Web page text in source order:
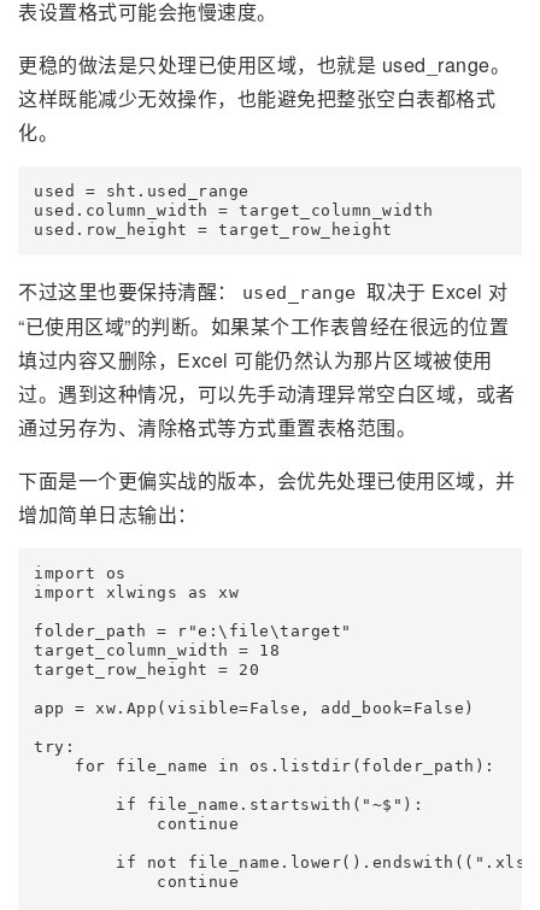
表设置格式可能会拖慢速度。
更稳的做法是只处理已使用区域，也就是 used_range。
这样既能减少无效操作，也能避免把整张空白表都格式
化。
used = sht.used_range
used.column_width = target_column_width
不过这里也要保持清醒： used_range 取决于 Excel 对
“已使用区域”的判断。如果某个工作表曾经在很远的位置
填过内容又删除，Excel 可能仍然认为那片区域被使用
过。遇到这种情况，可以先手动清理异常空白区域，或者
通过另存为、清除格式等方式重置表格范围。
下面是一个更偏实战的版本，会优先处理已使用区域，并
增加简单日志输出：
import os
import xlwings as xw
folder_path = r"e:\file\target"
target_column_width = 18
target_row_height = 20
app = xw.App(visible=False, add_book=False)
try:
    for file_name in os.listdir(folder_path):
        if file_name.startswith("~$"):
            continue
if not
            continue